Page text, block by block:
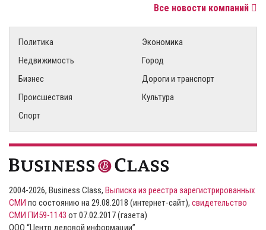
Все новости компаний
Политика
Экономика
Недвижимость
Город
Бизнес
Дороги и транспорт
Происшествия
Культура
Спорт
2004-2026, Business Class, Выписка из реестра зарегистрированных
СМИ по состоянию на 29.08.2018 (интернет-сайт), свидетельство
СМИ ПИ59-1143 от 07.02.2017 (газета)
ООО “Центр деловой информации”